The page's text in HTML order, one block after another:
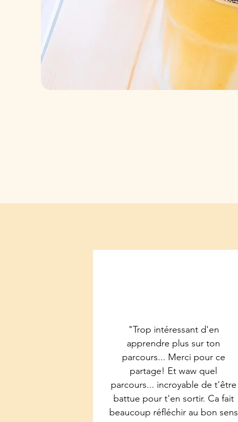
"Trop intéressant d'en
apprendre plus sur ton
parcours... Merci pour ce
partage! Et waw quel
parcours... incroyable de t'être
battue pour t'en sortir. Ca fait
beaucoup réfléchir au bon sens